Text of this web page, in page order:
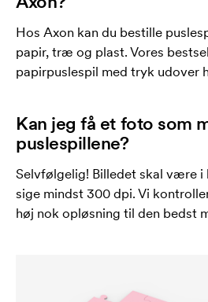
Hos Axon kan du bestille
papir, træ og plast. Vores
papirpuslespil med tryk udover
Kan jeg få et foto som
puslespillene?
Selvfølgelig! Billedet skal være i
sige mindst 300 dpi. Vi
høj nok opløsning til den bedst